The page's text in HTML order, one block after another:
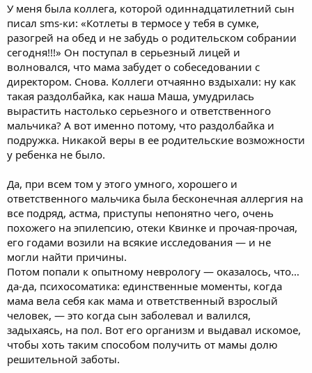
У меня была коллега, которой одиннадцатилетний сын
писал sms-ки: «Котлеты в термосе у тебя в сумке,
разогрей на обед и не забудь о родительском собрании
сегодня!!!» Он поступал в серьезный лицей и
волновался, что мама забудет о собеседовании с
директором. Снова. Коллеги отчаянно вздыхали: ну как
такая раздолбайка, как наша Маша, умудрилась
вырастить настолько серьезного и ответственного
мальчика? А вот именно потому, что раздолбайка и
подружка. Никакой веры в ее родительские возможности
у ребенка не было.
Да, при всем том у этого умного, хорошего и
ответственного мальчика была бесконечная аллергия на
все подряд, астма, приступы непонятно чего, очень
похожего на эпилепсию, отеки Квинке и прочая-прочая,
его годами возили на всякие исследования — и не
могли найти причины.
Потом попали к опытному неврологу — оказалось, что…
да-да, психосоматика: единственные моменты, когда
мама вела себя как мама и ответственный взрослый
человек, — это когда сын заболевал и валился,
задыхаясь, на пол. Вот его организм и выдавал искомое,
чтобы хоть таким способом получить от мамы долю
решительной заботы.